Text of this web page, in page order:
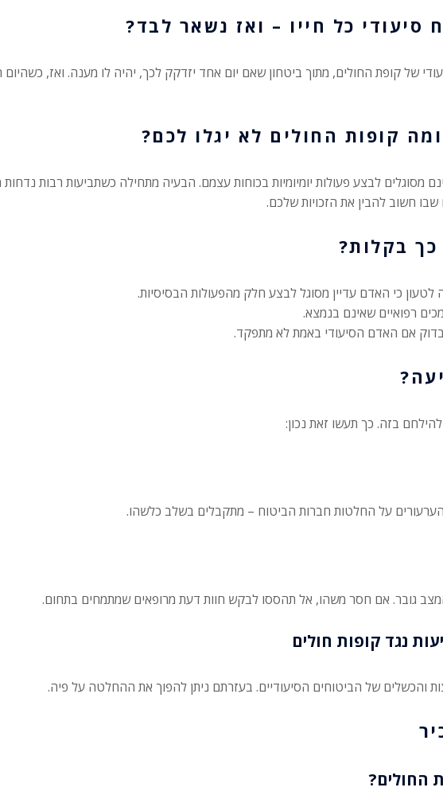
כל חייו – ואז נשאר לבד?
של קופת החולים, מתוך ביטחון שאם יום אחד יזדקק לכך, יהיה לו מענה. ואז,
קופות החולים לא יגלו לכם?
מסוגלים לבצע פעולות יומיומיות בכוחות עצמם. הבעיה מתחילה כשתביעות רבות
חשוב להבין את הזכויות שלכם.
בקלות?
כי האדם עדיין מסוגל לבצע חלק מהפעולות הבסיסיות.
רפואיים שאינם בנמצא.
אם האדם הסיעודי באמת לא מתפקד.
בזה. כך תעשו זאת נכון:
המצב גובר. אם חסר משהו, אל תהססו לבקש חוות דעת מרופאים שמתמחים בתחום.
והכשלים של הביטוחים הסיעודיים. בעזרתם ניתן להפוך את ההחלטה על פיה.
החולים?